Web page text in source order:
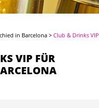
in Barcelona >Club & Drinks VIP
VIP FÜR